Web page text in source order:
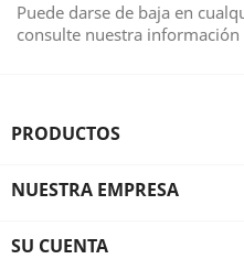
Puede darse de baja en
consulte nuestra
PRODUCTOS
NUESTRA EMPRESA
SU CUENTA